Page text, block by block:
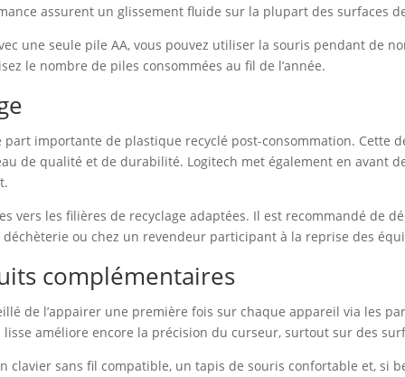
assurent un glissement fluide sur la plupart des surfaces
une seule pile AA, vous pouvez utiliser la souris pendant de
le nombre de piles consommées au fil de l’année.
importante de plastique recyclé post-consommation. Cette
de qualité et de durabilité. Logitech met également en avant
vers les filières de recyclage adaptées. Il est recommandé de
ou chez un revendeur participant à la reprise des
complémentaires
de l’appairer une première fois sur chaque appareil via les
améliore encore la précision du curseur, surtout sur des
clavier sans fil compatible, un tapis de souris confortable et, si